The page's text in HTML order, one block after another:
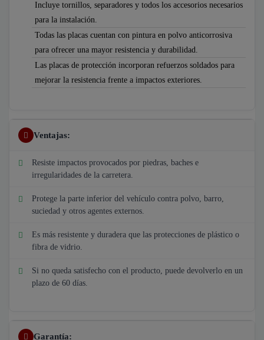
Incluye tornillos, separadores y todos los accesorios necesarios
para la instalación.
Todas las placas cuentan con pintura en polvo anticorrosiva
para ofrecer una mayor resistencia y durabilidad.
Las placas de protección incorporan refuerzos soldados para
mejorar la resistencia frente a impactos exteriores.
Ventajas:
Resiste impactos provocados por piedras, baches e
irregularidades de la carretera.
Protege la parte inferior del vehículo contra polvo, barro,
suciedad y otros agentes externos.
Es más resistente y duradera que las protecciones de plástico o
fibra de vidrio.
Si no queda satisfecho con el producto, puede devolverlo en un
plazo de 60 días.
Garantía: